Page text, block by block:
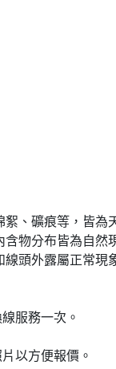
、礦痕等，皆為
物分布皆為自然
頭外露屬正常現
服務一次。
以方便報價。